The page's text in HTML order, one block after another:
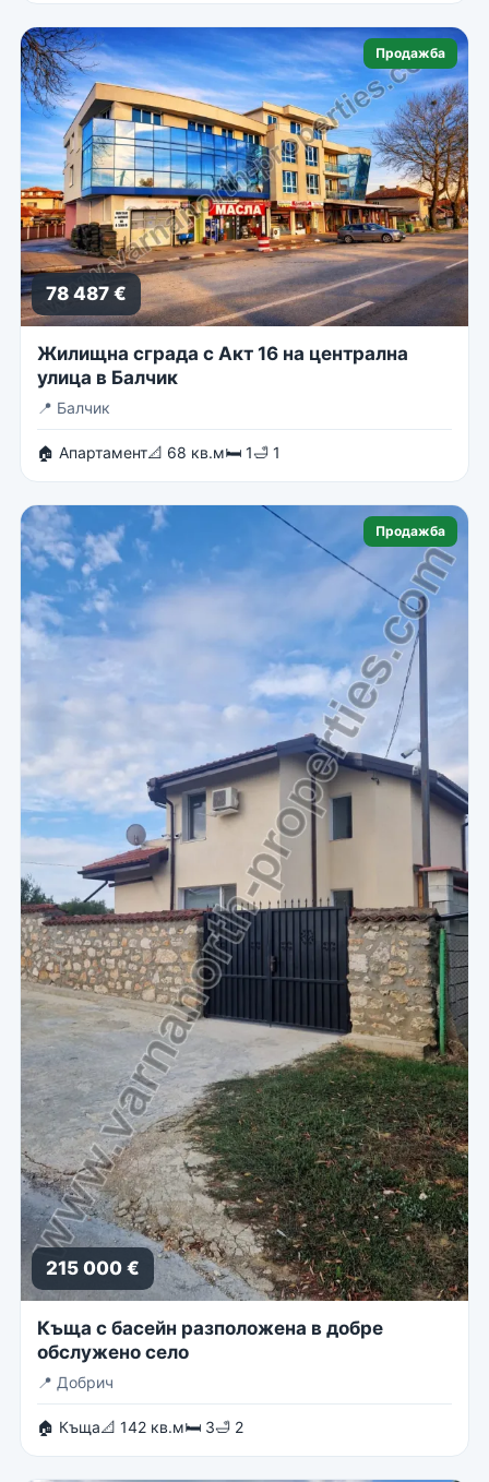
Продажба
78 487 €
Жилищна сграда с Акт 16 на централна
улица в Балчик
📍 Балчик
🏠 Апартамент📐 68 кв.м🛏 1🛁 1
Продажба
215 000 €
Къща с басейн разположена в добре
обслужено село
📍 Добрич
🏠 Къща📐 142 кв.м🛏 3🛁 2